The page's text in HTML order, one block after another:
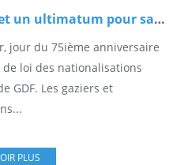
3 jours et un ultimatum pour sauver le service public de l’énergie
jour du 75ième anniversaire
loi des nationalisations
GDF. Les gaziers et
PLUS